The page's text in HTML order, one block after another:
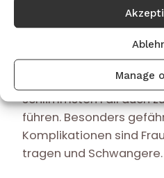
Manage
keine Besserung bringt,
gynäkologische
ratsam. Vaginale
andernfalls auch zu den
Genitalorganen
schlimmsten Fall auch
führen. Besonders
Komplikationen sind
tragen und Schwangere.